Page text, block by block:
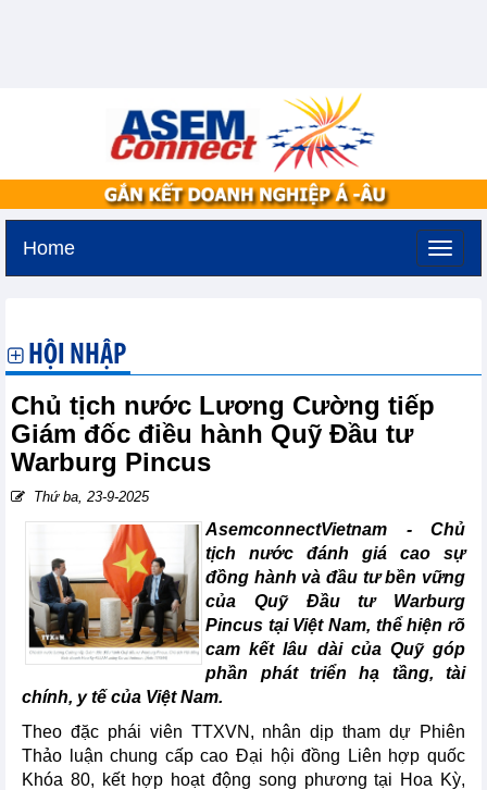
Home
HỘI NHẬP
Chủ tịch nước Lương Cường tiếp
Giám đốc điều hành Quỹ Đầu tư
Warburg Pincus
Thứ ba, 23-9-2025
AsemconnectVietnam - Chủ
tịch nước đánh giá cao sự
đồng hành và đầu tư bền vững
của Quỹ Đầu tư Warburg
Pincus tại Việt Nam, thể hiện rõ
cam kết lâu dài của Quỹ góp
phần phát triển hạ tầng, tài
chính, y tế của Việt Nam.
Theo đặc phái viên TTXVN, nhân dịp tham dự Phiên
Thảo luận chung cấp cao Đại hội đồng Liên hợp quốc
Khóa 80, kết hợp hoạt động song phương tại Hoa Kỳ,